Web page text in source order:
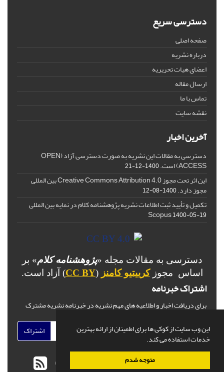
این وب سایت از کوکی ها برای اطمینان از ارائه بهترین
خدمات استفاده می کند.
متوجه شدم
دسترسی سریع
صفحه اصلی
درباره نشریه
اعضای هیات تحریریه
ارسال مقاله
تماس با ما
نقشه سایت
آخرین اخبار
دسترسی به مقالات این نشریه به صورت دسترسی آزاد (OPEN
ACCESS) است. 1400-12-21
این اثر تحت مجوز Creative Commons Attribution 4.0 بین المللی
مجوز دارد.1400-08-12
تکمیل و تأیید ثبت اطلاعات نشریه پژوهشنامه کلام در نمایه بین المللی
Scopus1400-05-19
دسترسی به مقالات مجله «پژوهشنامه کلام» بر
اساس مجوزکرییتیو کامنز (
CC BY) آزاد است.
اشتراک خبرنامه
برای دریافت اخبار و اطلاعیه های مهم نشریه در خبرنامه نشریه مشترک
اشتراک